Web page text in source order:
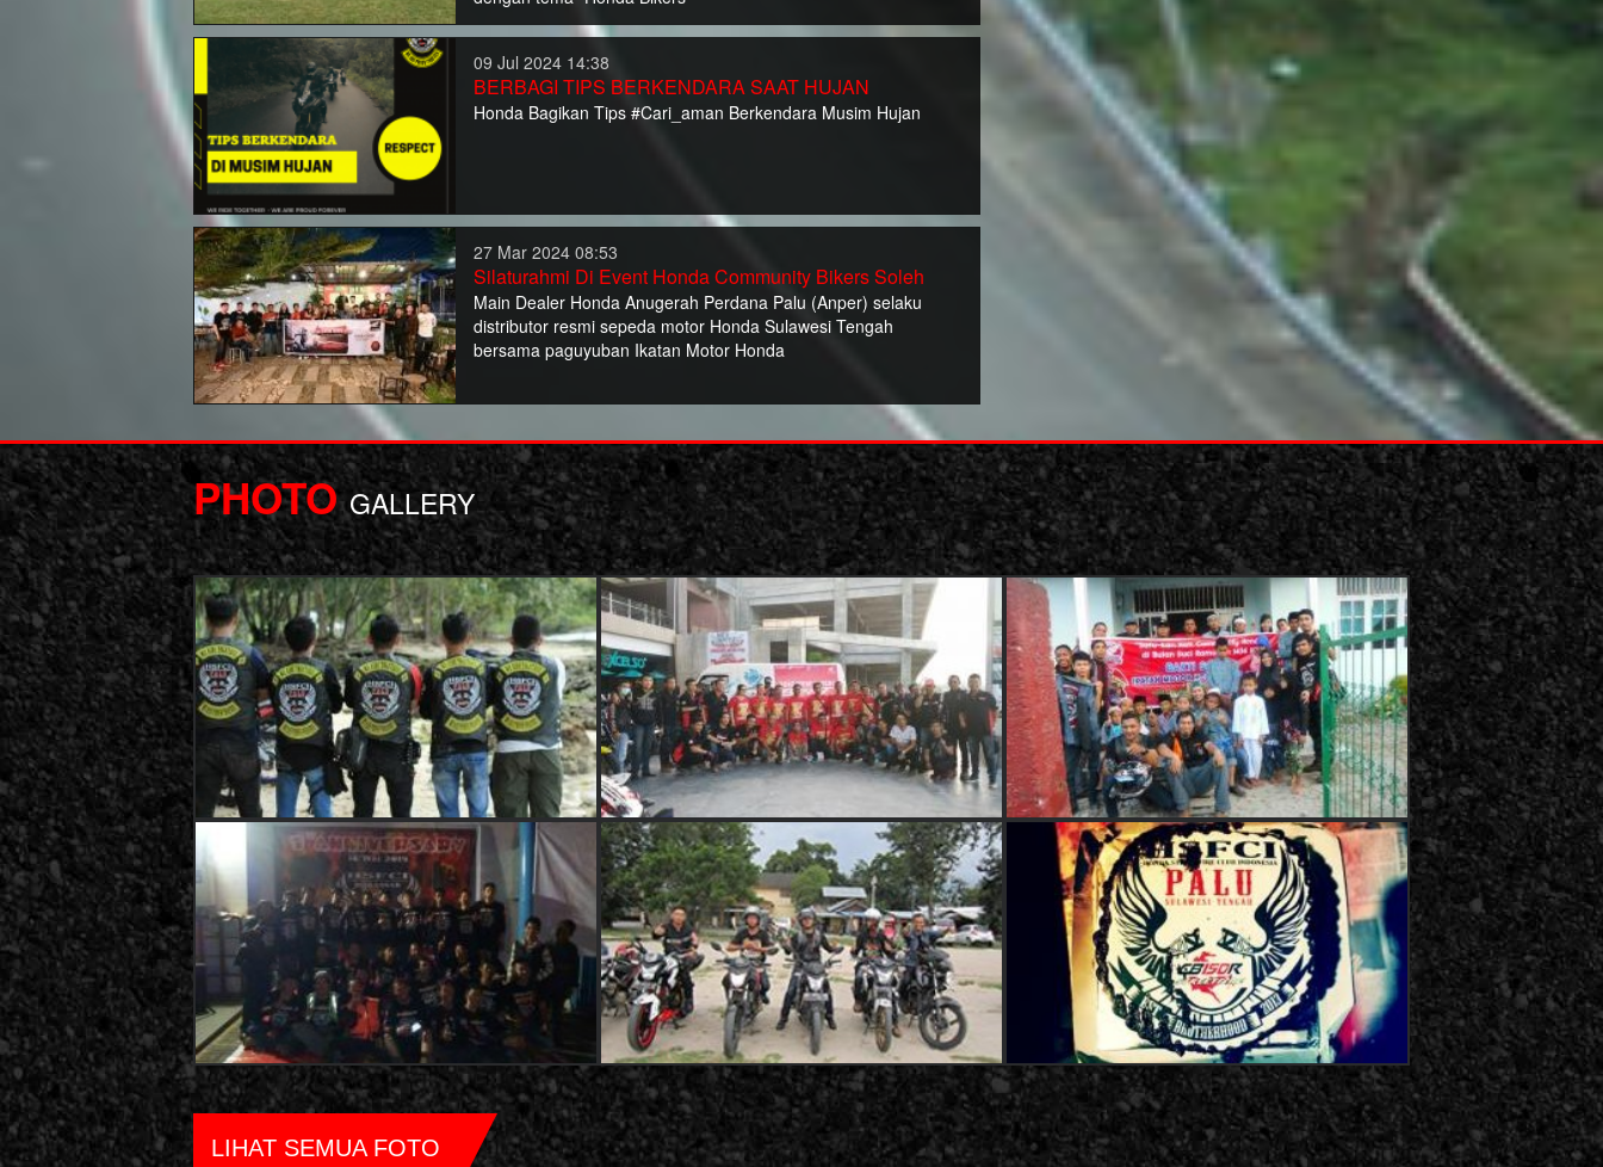
09 Jul 2024 14:38
BERBAGI TIPS BERKENDARA SAAT HUJAN
Honda Bagikan Tips #Cari_aman Berkendara Musim Hujan
27 Mar 2024 08:53
Silaturahmi Di Event Honda Community Bikers Soleh
Main Dealer Honda Anugerah Perdana Palu (Anper) selaku
distributor resmi sepeda motor Honda Sulawesi Tengah
bersama paguyuban Ikatan Motor Honda
PHOTO GALLERY
LIHAT SEMUA FOTO